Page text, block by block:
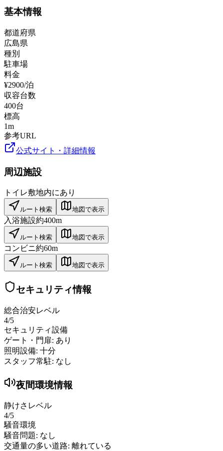
基本情報
都道府県
広島県
種別
駐車場
料金
¥2900/泊
収容台数
400台
標高
1m
参考URL
公式サイト・詳細情報
周辺施設
トイレ敷地内にあり
ルート検索 地図で表示
入浴施設約400m
ルート検索 地図で表示
コンビニ約60m
ルート検索 地図で表示
セキュリティ情報
総合治安レベル
4/5
セキュリティ設備
ゲート・門扉: あり
照明設備: 十分
スタッフ常駐: なし
夜間環境情報
静けさレベル
4/5
騒音環境
騒音問題: なし
交通量の多い道路: 離れている